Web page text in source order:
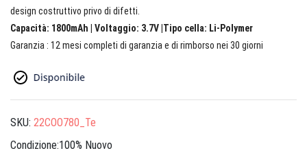
design costruttivo privo di difetti.
Capacità: 1800mAh | Voltaggio: 3.7V |Tipo cella: Li-Polymer
Garanzia : 12 mesi completi di garanzia e di rimborso nei 30 giorni
SKU: 22COO780_Te
Condizione:100% Nuovo